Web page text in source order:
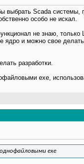
выбрать Scada
особо не искал.
не знаю, только
ядро и можно свое
разработки.
exe,
exe